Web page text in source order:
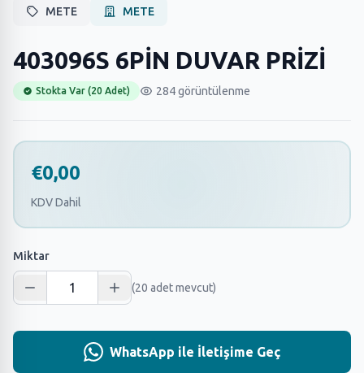
METE METE
403096S 6PİN DUVAR PRİZİ
Stokta Var (20 Adet) 284 görüntülenme
€0,00
KDV Dahil
Miktar
(20 adet mevcut)
WhatsApp ile İletişime Geç